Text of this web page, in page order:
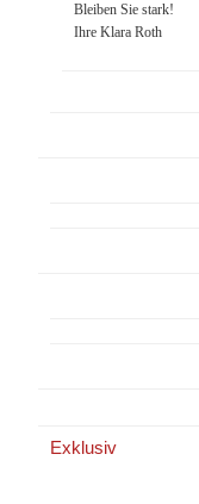
Bleiben Sie stark!
Ihre Klara Roth
Exklusiv